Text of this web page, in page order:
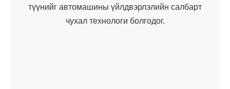
түүнийг автомашины үйлдвэрлэлийн салбарт
чухал технологи болгодог.